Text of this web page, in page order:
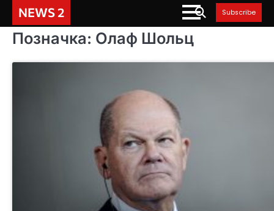
content
NEWS 2 Subscribe
Позначка: Олаф Шольц